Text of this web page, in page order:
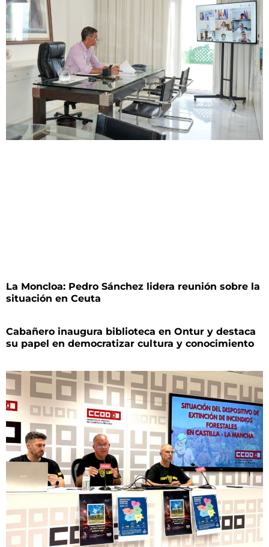
La Moncloa: Pedro Sánchez lidera reunión sobre la
situación en Ceuta
Cabañero inaugura biblioteca en Ontur y destaca
su papel en democratizar cultura y conocimiento